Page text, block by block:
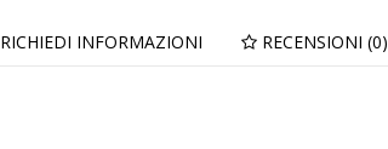
RICHIEDI INFORMAZIONI RECENSIONI (0)